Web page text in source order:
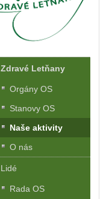
Zdravé Letňany
Orgány OS
Stanovy OS
Naše aktivity
O nás
Lidé
Rada OS